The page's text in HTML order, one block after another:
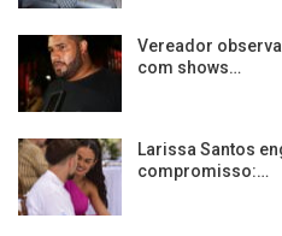
Vereador
com shows…
Larissa Santos
compromisso:…